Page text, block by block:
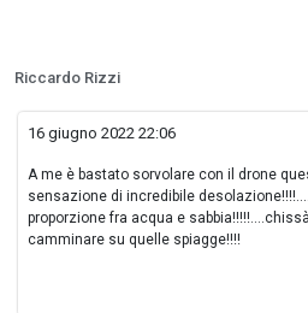
Riccardo Rizzi
16 giugno 2022 22:06
A me è bastato sorvolare con il drone
sensazione di incredibile
proporzione fra acqua e
camminare su quelle spiagge!!!!